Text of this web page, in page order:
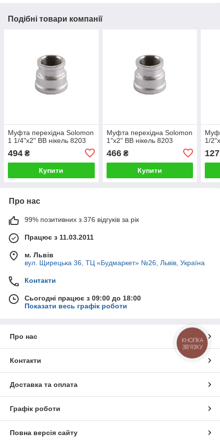
Подібні товари компанії
Муфта перехідна Solomon
1 1/4"х2" ВВ нікель 8203
494 ₴
Купити
Муфта перехідна Solomon
1"х2" ВВ нікель 8203
466₴
Купити
1/
127
Про нас
99% позитивних з 376 відгуків за рік
Працює з 11.03.2011
м. Львів
вул. Щирецька 36, ТЦ «Будмаркет» №26, Львів, Україна
Контакти
Сьогодні працює з 09:00 до 18:00
Показати весь графік роботи
Про нас
Контакти
Доставка та оплата
Графік роботи
Повна версія сайту
КНОПКА
ЗВ'ЯЗКУ